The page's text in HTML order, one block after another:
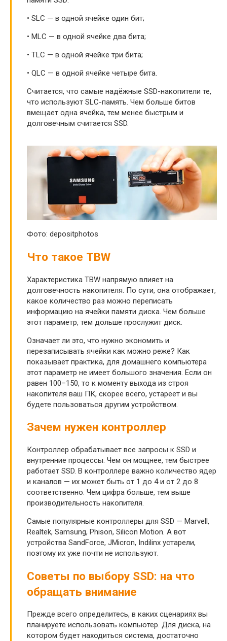
• SLC — в одной ячейке один бит;
• MLC — в одной ячейке два бита;
• TLC — в одной ячейке три бита;
• QLC — в одной ячейке четыре бита.
Считается, что самые надёжные SSD-накопители те,
что используют SLC-память. Чем больше битов
вмещает одна ячейка, тем менее быстрым и
долговечным считается SSD.
Фото: depositphotos
Что такое TBW
Характеристика TBW напрямую влияет на
долговечность накопителя. По сути, она отображает,
какое количество раз можно переписать
информацию на ячейки памяти диска. Чем больше
этот параметр, тем дольше прослужит диск.
Означает ли это, что нужно экономить и
перезаписывать ячейки как можно реже? Как
показывает практика, для домашнего компьютера
этот параметр не имеет большого значения. Если он
равен 100–150, то к моменту выхода из строя
накопителя ваш ПК, скорее всего, устареет и вы
будете пользоваться другим устройством.
Зачем нужен контроллер
Контроллер обрабатывает все запросы к SSD и
внутренние процессы. Чем он мощнее, тем быстрее
работает SSD. В контроллере важно количество ядер
и каналов — их может быть от 1 до 4 и от 2 до 8
соответственно. Чем цифра больше, тем выше
производительность накопителя.
Самые популярные контроллеры для SSD — Marvell,
Realtek, Samsung, Phison, Silicon Motion. А вот
устройства SandForce, JMicron, Indilinx устарели,
поэтому их уже почти не используют.
Советы по выбору SSD: на что
обращать внимание
Прежде всего определитесь, в каких сценариях вы
планируете использовать компьютер. Для диска, на
котором будет находиться система, достаточно